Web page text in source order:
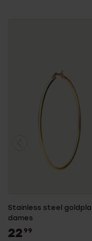
Stainless steel
dames
22 99